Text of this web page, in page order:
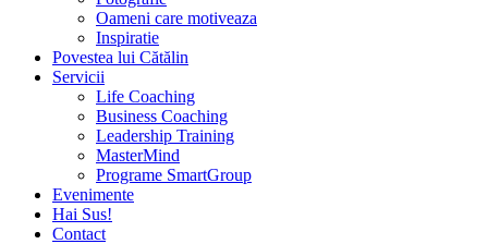
Oameni care motiveaza
Inspiratie
Povestea lui Cătălin
Servicii
Life Coaching
Business Coaching
Leadership Training
MasterMind
Programe SmartGroup
Evenimente
Hai Sus!
Contact